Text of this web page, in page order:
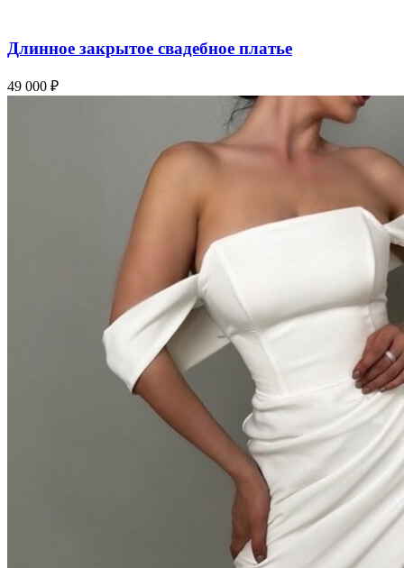
Длинное закрытое свадебное платье
49 000 ₽